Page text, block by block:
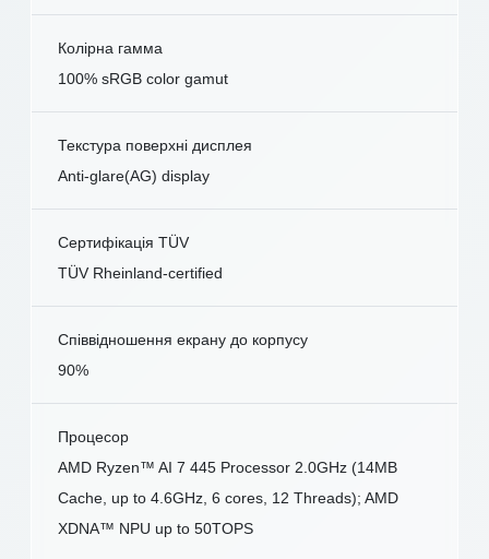
Колірна гамма
100% sRGB color gamut
Текстура поверхні дисплея
Anti-glare(AG) display
Сертифікація TÜV
TÜV Rheinland-certified
Співвідношення екрану до корпусу
90%
Процесор
AMD Ryzen™ AI 7 445 Processor 2.0GHz (14MB
Cache, up to 4.6GHz, 6 cores, 12 Threads); AMD
XDNA™ NPU up to 50TOPS